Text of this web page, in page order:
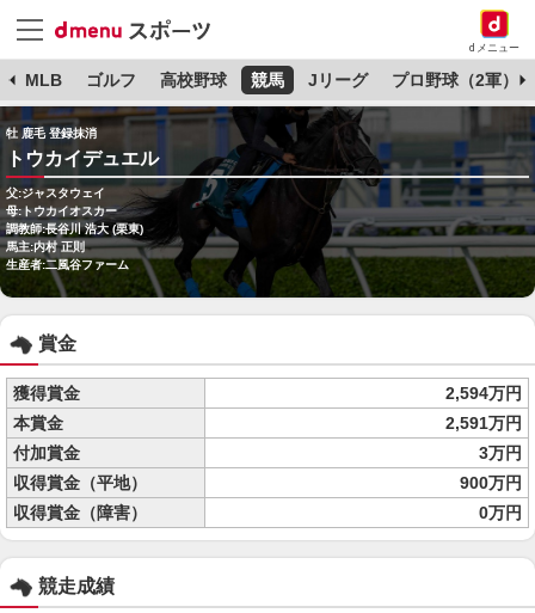
dメニュー
MLB ゴルフ 高校野球 競馬 Jリーグ プロ野球（2軍）
牡 鹿毛 登録抹消
トウカイデュエル
父:ジャスタウェイ
母:トウカイオスカー
調教師:長谷川 浩大 (栗東)
馬主:内村 正則
生産者:二風谷ファーム
賞金
獲得賞金
2,594万円
本賞金
2,591万円
付加賞金
3万円
収得賞金（平地）
900万円
収得賞金（障害）
0万円
競走成績